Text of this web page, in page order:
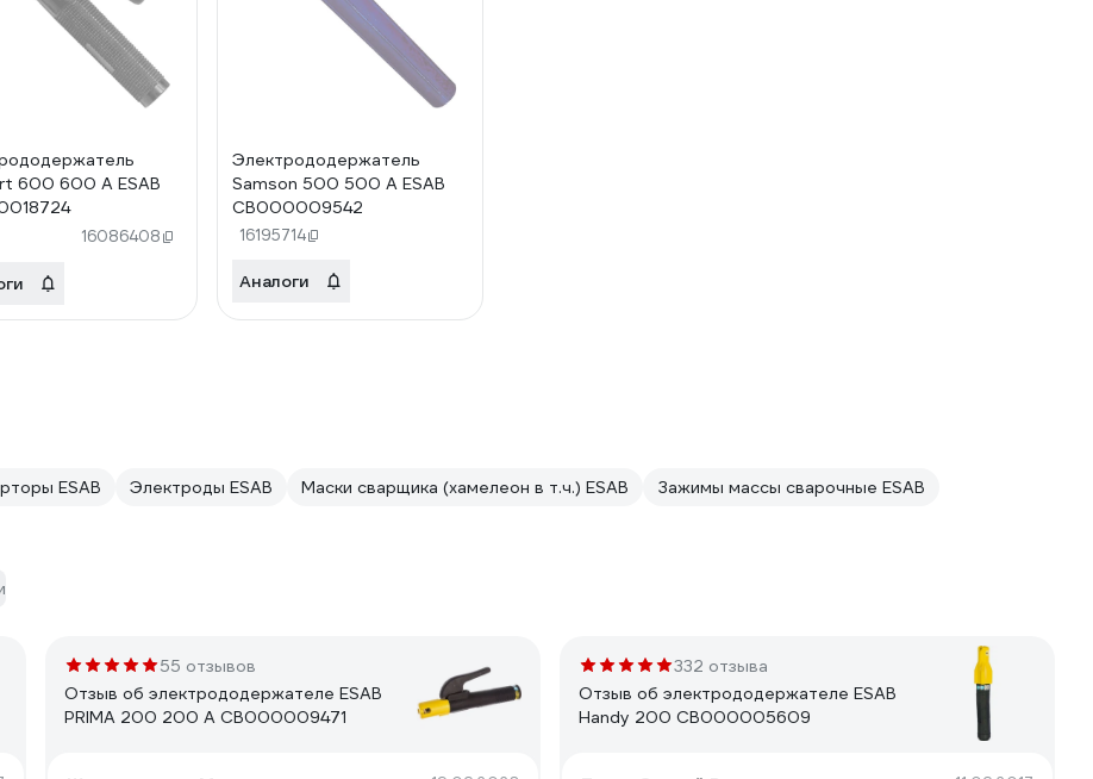
600 600 А ESAB
16086408
Электрододержатель
Samson 500 500 А ESAB
СВ000009542
16195714
Аналоги
ESAB Электроды ESAB Маски сварщика (хамелеон в т.ч.) ESAB Зажимы массы сварочные ESAB
55 отзывов
Отзыв об электрододержателе ESAB
PRIMA 200 200 А СВ000009471
332 отзыва
Отзыв об электрододержателе ESAB
Handy 200 СВ000005609